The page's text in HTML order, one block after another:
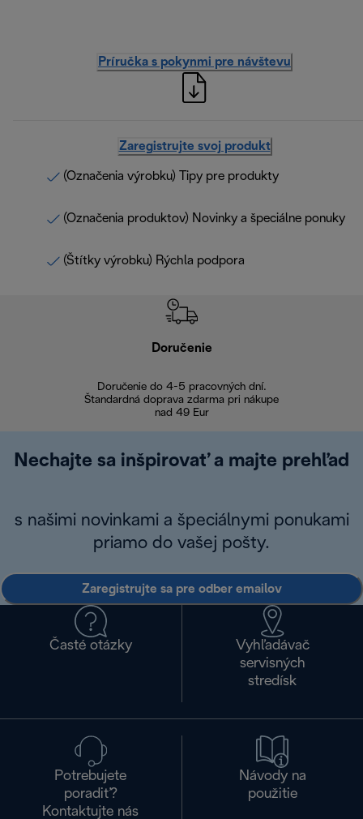
Príručka s pokynmi pre návštevu
Zaregistrujte svoj produkt
(Označenia výrobku) Tipy pre produkty
(Označenia produktov) Novinky a špeciálne ponuky
(Štítky výrobku) Rýchla podpora
Doručenie
Doručenie do 4-5 pracovných dní.
Štandardná doprava zdarma pri nákupe
nad 49 Eur
Nechajte sa inšpirovať a majte prehľad
s našimi novinkami a špeciálnymi ponukami
priamo do vašej pošty.
Zaregistrujte sa pre odber emailov
Časté otázky
Vyhľadávač
servisných
stredísk
Potrebujete
poradiť?
Kontaktujte nás
Návody na
použitie